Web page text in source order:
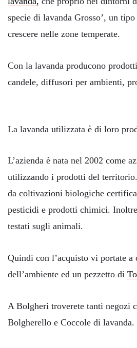
specie di lavanda Grosso’, un
crescere nelle zone temperate.
Con la lavanda producono
candele, diffusori per ambienti,
La lavanda utilizzata è di loro
L’azienda è nata nel 2002 come
utilizzando i prodotti del
da coltivazioni biologiche
pesticidi e prodotti chimici.
testati sugli animali.
Quindi con l’acquisto vi portate a
dell’ambiente ed un pezzetto di
A Bolgheri troverete tanti negozi
Bolgherello e Coccole di lavanda.